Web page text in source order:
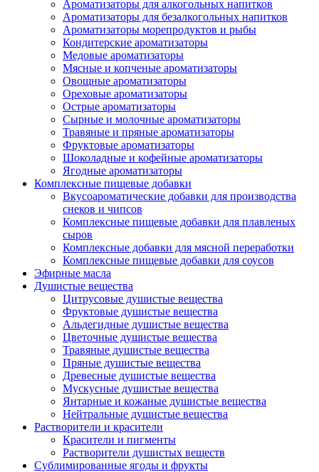
Ароматизаторы для алкогольных напитков
Ароматизаторы для безалкогольных напитков
Ароматизаторы морепродуктов и рыбы
Кондитерские ароматизаторы
Медовые ароматизаторы
Мясные и копченые ароматизаторы
Овощные ароматизаторы
Ореховые ароматизаторы
Острые ароматизаторы
Сырные и молочные ароматизаторы
Травяные и пряные ароматизаторы
Фруктовые ароматизаторы
Шоколадные и кофейные ароматизаторы
Ягодные ароматизаторы
Комплексные пищевые добавки
Вкусоароматические добавки для производства
снеков и чипсов
Комплексные пищевые добавки для плавленых
сыров
Комплексные добавки для мясной переработки
Комплексные пищевые добавки для соусов
Эфирные масла
Душистые вещества
Цитрусовые душистые вещества
Фруктовые душистые вещества
Альдегидные душистые вещества
Цветочные душистые вещества
Травяные душистые вещества
Пряные душистые вещества
Древесные душистые вещества
Мускусные душистые вещества
Янтарные и кожаные душистые вещества
Нейтральные душистые вещества
Растворители и красители
Красители и пигменты
Растворители душистых веществ
Сублимированные ягоды и фрукты